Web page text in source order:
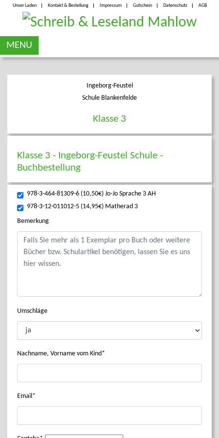
Unser Laden Kontakt & Bestellung Impressum Gutschein Datenschutz AGB
MENU
Ingeborg-Feustel
Schule Blankenfelde
Klasse 3
Klasse 3 - Ingeborg-Feustel Schule -
Buchbestellung
978-3-464-81309-6 (10,50€) Jo-Jo Sprache 3 AH
978-3-12-011012-5 (14,95€) Matherad 3
Bemerkung
Umschläge
Nachname, Vorname vom Kind
Email